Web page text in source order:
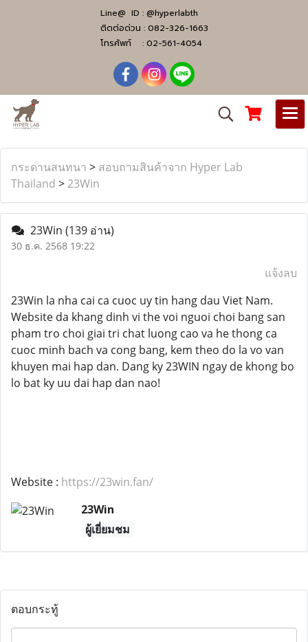
Line@ ID : @hyperlabth
ติดต่อด่วน : 082-326-1663
โทรศัพท์ : 02-561-4054
กระดานสนทนา > สอบถามสินค้าจาก Hyper Lab
Thailand > 23Win
23Win (139 อ่าน)
30 ธ.ค. 2568 19:22
แจ้งลบ
23Win la nha cai ca cuoc uy tin hang dau Viet Nam.
Website da khang dinh vi the voi nguoi choi bang san
pham tro choi giai tri chat luong cao va he thong ca
cuoc minh bach va cong bang, kem theo do la vo van
khuyen mai hap dan. Dang ky 23WIN ngay de khong bo
lo bat ky uu dai hap dan nao!
Website : https://23win.fan/
23Win
ผู้เยี่ยมชม
ตอบกระทู้